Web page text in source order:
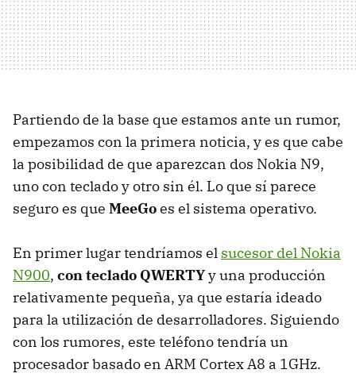
Partiendo de la base que estamos ante un rumor,
empezamos con la primera noticia, y es que cabe
la posibilidad de que aparezcan dos Nokia N9,
uno con teclado y otro sin él. Lo que sí parece
seguro es que MeeGoes el sistema operativo.
En primer lugar tendríamos el sucesor del Nokia
N900, con teclado QWERTYy una producción
relativamente pequeña, ya que estaría ideado
para la utilización de desarrolladores. Siguiendo
con los rumores, este teléfono tendría un
procesador basado en ARM Cortex A8 a 1GHz.